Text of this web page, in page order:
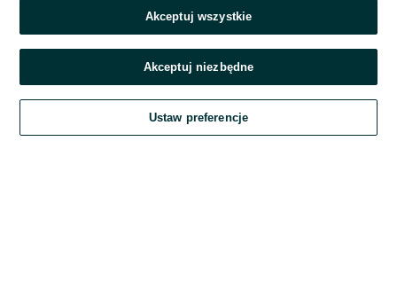
Zaloguj się
Kontynuując za pośrednictwem jednego z dostawców wskazanych powyżej,
OLX.pl w jego aktualnym brzmieniu.
Akceptuj wszystkie
Akceptuj niezbędne
Ustaw preferencje